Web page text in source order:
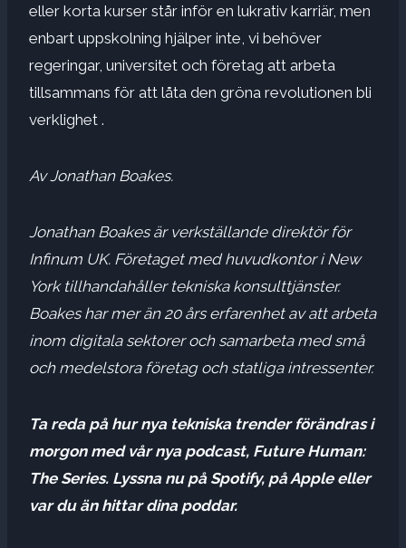
eller korta kurser står inför en lukrativ karriär, men
enbart uppskolning hjälper inte, vi behöver
regeringar, universitet och företag att arbeta
tillsammans för att låta den gröna revolutionen bli
verklighet .
Av Jonathan Boakes.
Jonathan Boakes är verkställande direktör för
Infinum UK. Företaget med huvudkontor i New
York tillhandahåller tekniska konsulttjänster.
Boakes har mer än 20 års erfarenhet av att arbeta
inom digitala sektorer och samarbeta med små
och medelstora företag och statliga intressenter.
Ta reda på hur nya tekniska trender förändras i
morgon med vår nya podcast, Future Human:
The Series. Lyssna nu på Spotify, på Apple eller
var du än hittar dina poddar.